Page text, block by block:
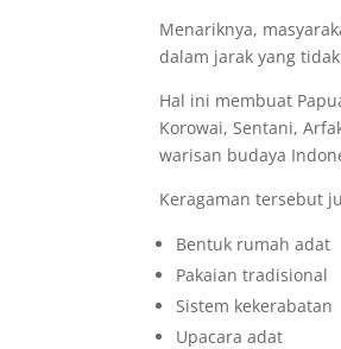
Menariknya,
dalam jarak yang
Hal ini membuat
Korowai, Sentani,
warisan budaya
Keragaman tersebut
Bentuk rumah adat
Pakaian tradisional
Sistem kekerabatan
Upacara adat